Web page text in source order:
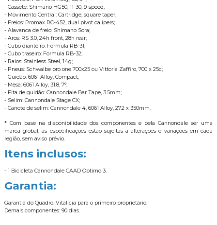
- Cassete: Shimano HG50, 11-30, 9-speed;
- Movimento Central: Cartridge, square taper;
- Freios: Promax RC-452, dual pivot calipers;
- Alavanca de freio: Shimano Sora;
- Aros: RS 3.0, 24h front, 28h rear;
- Cubo dianteiro: Formula RB-31;
- Cubo traseiro: Formula RB-32;
- Raios: Stainless Steel, 14g;
- Pneus: Schwalbe pro one 700x25 ou Vittoria Zaffiro, 700 x 25c;
- Guidão: 6061 Alloy, Compact;
- Mesa: 6061 Alloy, 31.8, 7°;
- Fita de guidão: Cannondale Bar Tape, 3.5mm;
- Selim: Cannondale Stage CX;
- Canote de selim: Cannondale 4, 6061 Alloy, 27.2 x 350mm.
* Com base na disponibilidade dos componentes e pela Cannondale ser uma
marca global, as especificações estão sujeitas a alterações e variações em cada
região, sem aviso prévio.
Itens inclusos:
- 1 Bicicleta Cannondale CAAD Optimo 3.
Garantia:
Garantia do Quadro: Vitalícia para o primeiro proprietário.
Demais componentes: 90 dias.